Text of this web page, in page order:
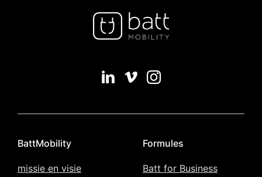
BattMobility
missie en visie
Formules
Batt for Business